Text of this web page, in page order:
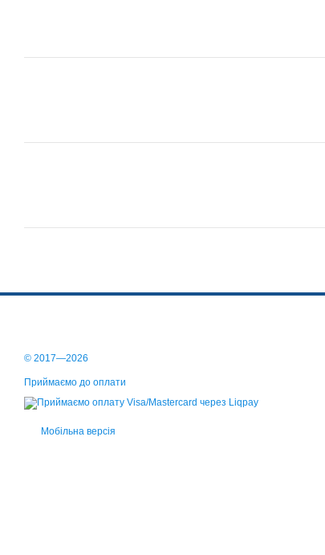
© 2017—2026
Приймаємо до оплати
Мобільна версія